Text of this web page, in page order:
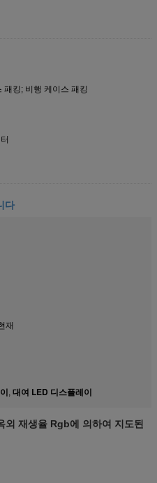
패킹; 비행 케이스 패킹
다
재
, 대여 LED 디스플레이
재생율 Rgb에 의하여 지도된